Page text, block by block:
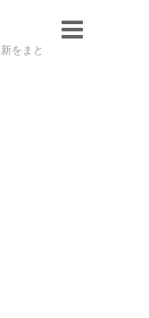
をまと